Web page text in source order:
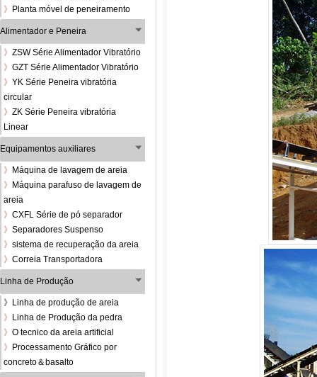
》
Planta móvel de peneiramento
Alimentador e Peneira
》 ZSW Série Alimentador Vibratório
》 GZT Série Alimentador Vibratório
》 YK Série Peneira vibratória
circular
》 ZK Série Peneira vibratória
Linear
Equipamentos auxiliares
》
Máquina de lavagem de areia
》
Máquina parafuso de lavagem de
areia
》 CXFL Série de pó separador
》 Separadores Suspenso
》 sistema de recuperação da areia
》 Correia Transportadora
Linha de Produção
》 Linha de produção de areia
》
Linha de Produção da pedra
》 O tecnico da areia artificial
》
Processamento Gráfico por
concreto＆basalto